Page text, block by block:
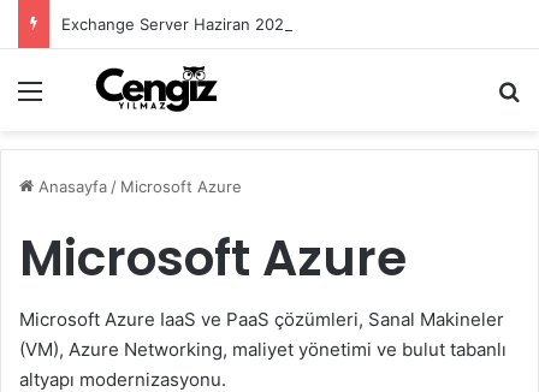
Menü
Anasayfa / Microsoft Azure
Microsoft Azure
Microsoft Azure IaaS ve PaaS çözümleri, Sanal Makineler
(VM), Azure Networking, maliyet yönetimi ve bulut tabanlı
altyapı modernizasyonu.